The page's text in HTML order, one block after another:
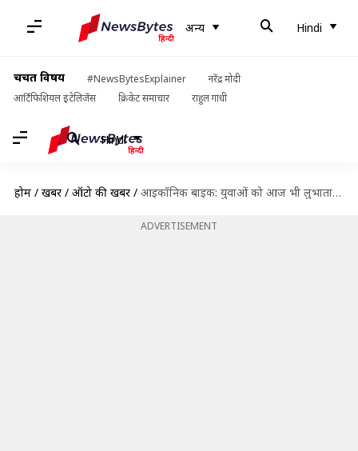
अन्य Hindi
चर्चित विषय #NewsBytesExplainer
नरेंद्र मोदी
आर्टिफिशियल इंटेलिजेंस
क्रिकेट समाचार राहुल गांधी
Hindi
होम / खबरें / ऑटो की खबरें / आइकॉनिक बाइक: युवाओं को आज भी लुभाता है जावा 250 का दमदार लुक
ADVERTISEMENT